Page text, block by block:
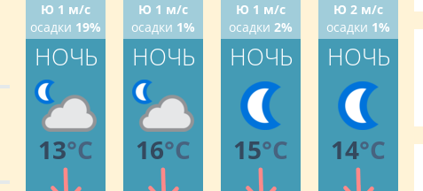
Ю 1 м/с
осадки 19%
НОЧЬ
13°C
Ю 1 м/с
осадки 1%
НОЧЬ
16°C
Ю 1 м/с
осадки 2%
НОЧЬ
15°C
Ю 2 м/с
осадки 1%
НОЧЬ
14°C